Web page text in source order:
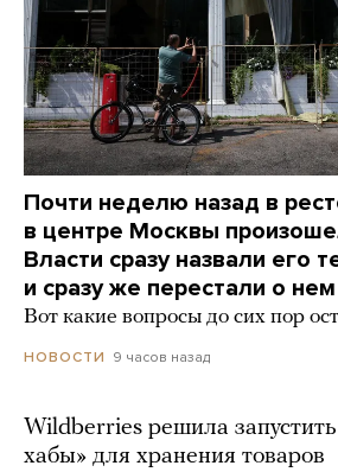
Почти неделю назад в
в центре Москвы
Власти сразу назвали его
и сразу же перестали о
Вот какие вопросы до сих пор
НОВОСТИ 9 часов назад
Wildberries решила
хабы» для хранения товаров